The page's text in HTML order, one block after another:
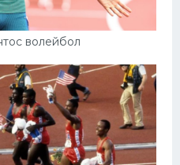
волейбол